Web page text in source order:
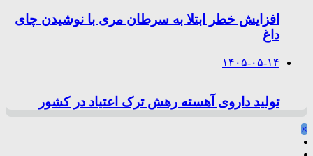
افزایش خطر ابتلا به سرطان مری با نوشیدن چای
داغ
۱۴۰۵-۰۵-۱۴
تولید داروی آهسته رهش ترک اعتیاد در کشور
×